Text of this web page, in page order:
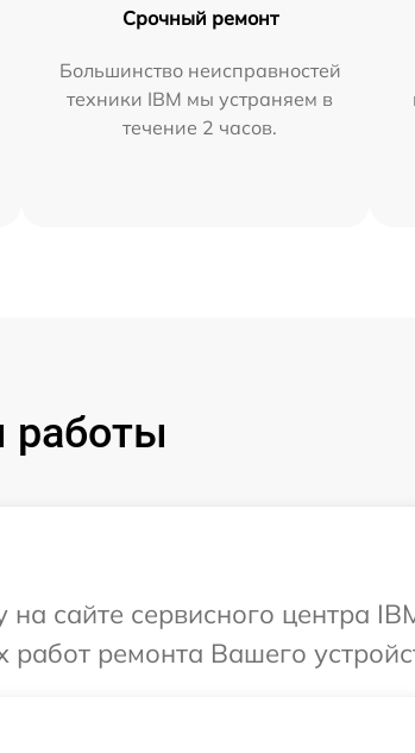
Срочный ремонт
Большинство неисправностей
техники IBM мы устраняем в
течение 2 часов.
работы
сайте сервисного центра
ремонта Вашего